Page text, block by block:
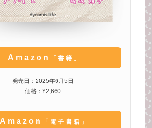
Amazon 「書籍」
発売日：2025年6月5日
価格：¥2,660
Amazon 「電子書籍」